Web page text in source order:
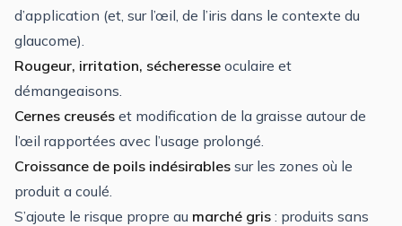
d’application (et, sur l’œil, de l’iris dans le contexte du
glaucome).
Rougeur, irritation, sécheresse oculaire et
démangeaisons.
Cernes creusés et modification de la graisse autour de
l’œil rapportées avec l’usage prolongé.
Croissance de poils indésirables sur les zones où le
produit a coulé.
S’ajoute le risque propre au marché gris : produits sans